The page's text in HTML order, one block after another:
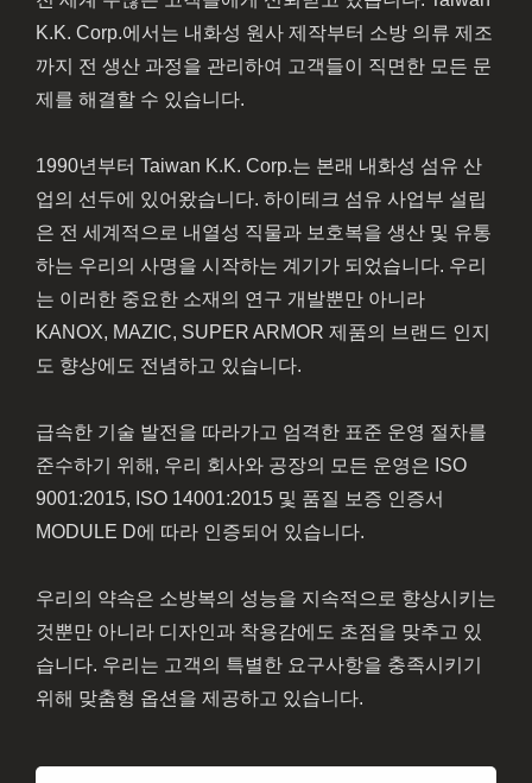
K.K. Corp.에서는 내화성 원사 제작부터 소방 의류 제조
까지 전 생산 과정을 관리하여 고객들이 직면한 모든 문
제를 해결할 수 있습니다.
1990년부터 Taiwan K.K. Corp.는 본래 내화성 섬유 산
업의 선두에 있어왔습니다. 하이테크 섬유 사업부 설립
은 전 세계적으로 내열성 직물과 보호복을 생산 및 유통
하는 우리의 사명을 시작하는 계기가 되었습니다. 우리
는 이러한 중요한 소재의 연구 개발뿐만 아니라
KANOX, MAZIC, SUPER ARMOR 제품의 브랜드 인지
도 향상에도 전념하고 있습니다.
급속한 기술 발전을 따라가고 엄격한 표준 운영 절차를
준수하기 위해, 우리 회사와 공장의 모든 운영은 ISO
9001:2015, ISO 14001:2015 및 품질 보증 인증서
MODULE D에 따라 인증되어 있습니다.
우리의 약속은 소방복의 성능을 지속적으로 향상시키는
것뿐만 아니라 디자인과 착용감에도 초점을 맞추고 있
습니다. 우리는 고객의 특별한 요구사항을 충족시키기
위해 맞춤형 옵션을 제공하고 있습니다.